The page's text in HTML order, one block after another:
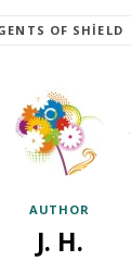
OF SHIELD
AUTHOR
J. H.